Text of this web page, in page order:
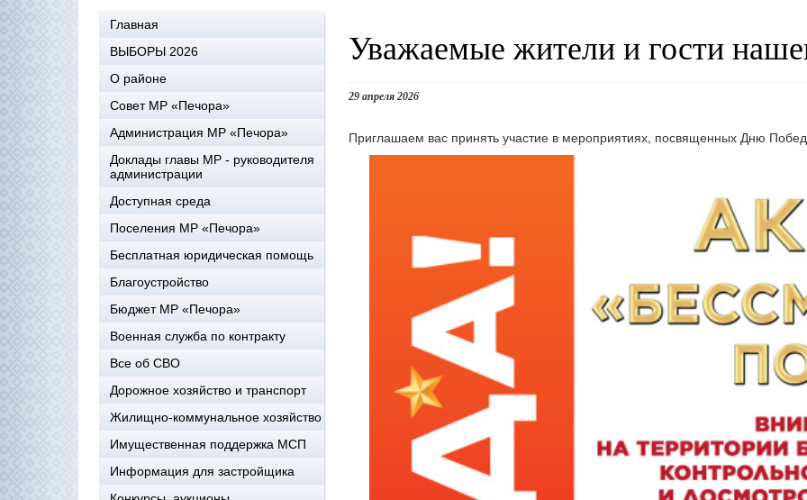
Главная
ВЫБОРЫ 2026
О районе
Совет МР «Печора»
Администрация МР «Печора»
Доклады главы МР - руководителя
администрации
Доступная среда
Поселения МР «Печора»
Бесплатная юридическая помощь
Благоустройство
Бюджет МР «Печора»
Военная служба по контракту
Все об СВО
Дорожное хозяйство и транспорт
Жилищно-коммунальное хозяйство
Имущественная поддержка МСП
Информация для застройщика
Уважаемые жители и гости
29 апреля 2026
Приглашаем вас принять участие в мероприятиях, посвященных Дню